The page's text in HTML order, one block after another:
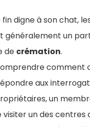
digne à son chat,
généralement un
de crémation.
comment
aux
un
visiter un des centres